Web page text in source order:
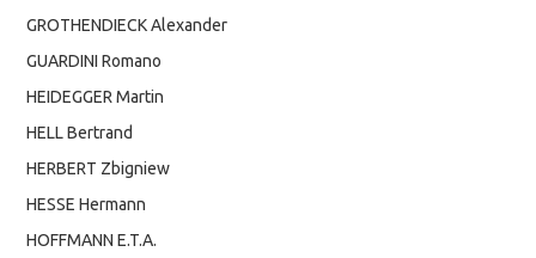
GROTHENDIECK Alexander
GUARDINI Romano
HEIDEGGER Martin
HELL Bertrand
HERBERT Zbigniew
HESSE Hermann
HOFFMANN E.T.A.